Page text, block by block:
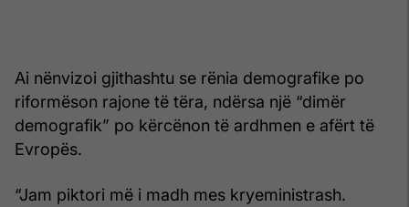
Ai nënvizoi gjithashtu se rënia demografike po
riformëson rajone të tëra, ndërsa një “dimër
demografik” po kërcënon të ardhmen e afërt të
Evropës.
“Jam piktori më i madh mes kryeministrash.